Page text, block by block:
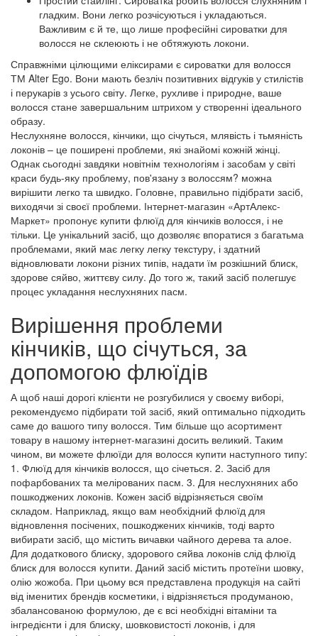
гладким. Вони легко розчісуються і укладаються.
Важливим є й те, що лише професійні сироватки для
волосся не склеюють і не обтяжують локони.
Справжніми цілющими еліксирами є сироватки для волосся
ТМ Alter Ego. Вони мають безліч позитивних відгуків у стилістів
і перукарів з усього світу. Легке, рухливе і природне, ваше
волосся стане завершальним штрихом у створенні ідеального
образу.
Неслухняне волосся, кінчики, що січуться, млявість і тьмяність
локонів – це поширені проблеми, які знайомі кожній жінці.
Однак сьогодні завдяки новітнім технологіям і засобам у світі
краси будь-яку проблему, пов'язану з волоссям? можна
вирішити легко та швидко. Головне, правильно підібрати засіб,
виходячи зі своєї проблеми. Інтернет-магазин «АртАлекс-
Маркет» пропонує купити флюїд для кінчиків волосся, і не
тільки. Це унікальний засіб, що дозволяє впоратися з багатьма
проблемами, який має легку легку текстуру, і здатний
відновлювати локони різних типів, надати їм розкішний блиск,
здорове сяйво, життєву силу. До того ж, такий засіб полегшує
процес укладання неслухняних пасм.
Вирішення проблеми
кінчиків, що січуться, за
допомогою флюїдів
А щоб наші дорогі клієнти не розгубилися у своєму виборі,
рекомендуємо підбирати той засіб, який оптимально підходить
саме до вашого типу волосся. Тим більше що асортимент
товару в нашому інтернет-магазині досить великий. Таким
чином, ви можете флюїди для волосся купити наступного типу:
1. Флюїд для кінчиків волосся, що січеться. 2. Засіб для
пофарбованих та мелірованих пасм. 3. Для неслухняних або
пошкоджених локонів. Кожен засіб відрізняється своїм
складом. Наприклад, якщо вам необхідний флюїд для
відновлення посічених, пошкоджених кінчиків, тоді варто
вибирати засіб, що містить вичавки чайного дерева та алое.
Для додаткового блиску, здорового сяйва локонів слід флюїд
блиск для волосся купити. Даний засіб містить протеїни шовку,
олію жожоба. При цьому вся представлена продукція на сайті
від іменитих брендів косметики, і відрізняється продуманою,
збалансованою формулою, де є всі необхідні вітаміни та
інгредієнти і для блиску, шовковистості локонів, і для